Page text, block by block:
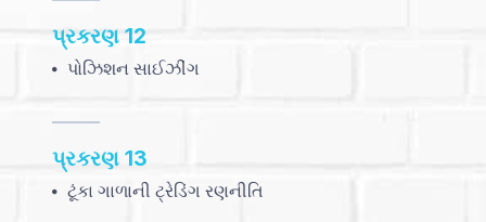
પ્રકરણ 12
પોઝિશન સાઈઝીંગ
પ્રકરણ 13
ટૂંકા ગાળાની ટ્રેડિંગ રણનીતિ